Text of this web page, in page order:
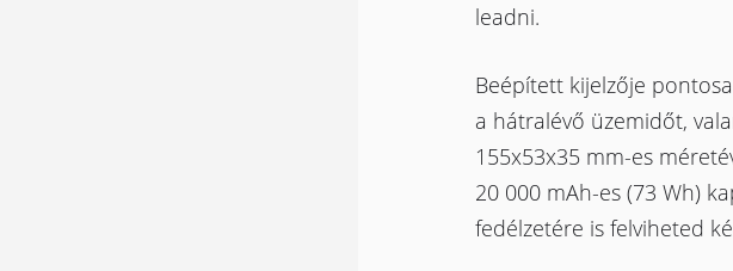
leadni.
Beépített kijelzője
a hátralévő üzemidőt,
155x53x35 mm-es
20 000 mAh-es (73 Wh)
fedélzetére is felviheted